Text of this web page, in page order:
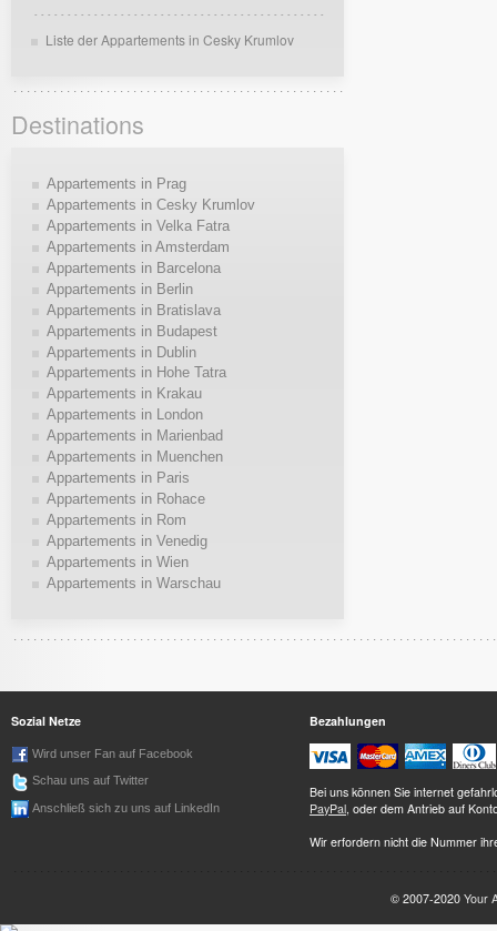
Liste der Appartements in Cesky Krumlov
Destinations
Appartements in Prag
Appartements in Cesky Krumlov
Appartements in Velka Fatra
Appartements in Amsterdam
Appartements in Barcelona
Appartements in Berlin
Appartements in Bratislava
Appartements in Budapest
Appartements in Dublin
Appartements in Hohe Tatra
Appartements in Krakau
Appartements in London
Appartements in Marienbad
Appartements in Muenchen
Appartements in Paris
Appartements in Rohace
Appartements in Rom
Appartements in Venedig
Appartements in Wien
Appartements in Warschau
Sozial Netze
Wird unser Fan auf Facebook
Schau uns auf Twitter
Anschließ sich zu uns auf LinkedIn
Bezahlungen
Bei uns können Sie internet
PayPal, oder dem Antrieb auf
Wir erfordern nicht die Nummer
© 2007-2020 Your